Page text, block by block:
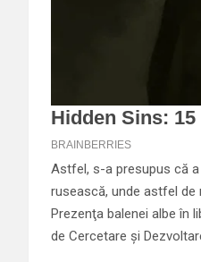
Astfel, s-a presupus că
rusească, unde astfel de
Prezenţa balenei albe în
de Cercetare şi